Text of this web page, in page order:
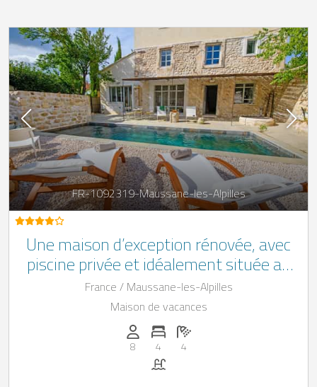
FR-1092319-Maussane-les-Alpilles
Une maison d’exception rénovée, avec
piscine privée et idéalement située au
cœur d’un village provençal authentique
France / Maussane-les-Alpilles
Maison de vacances
Personnes (max): 8
8
Nombre de chambres: 4
4
Nombre de salles de bain: 4
4
Piscine